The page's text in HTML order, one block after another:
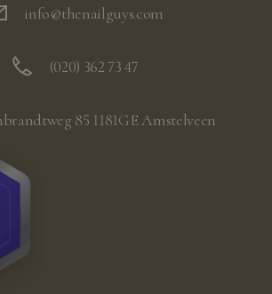
info@thenailguys.com
(020) 362 73 47
85 1181GE Amstelveen